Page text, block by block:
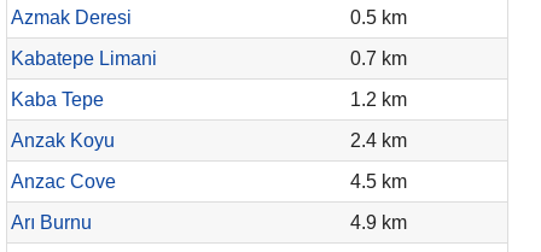
Azmak Deresi
0.5 km
Kabatepe Limani
0.7 km
Kaba Tepe
1.2 km
Anzak Koyu
2.4 km
Anzac Cove
4.5 km
Arı Burnu
4.9 km